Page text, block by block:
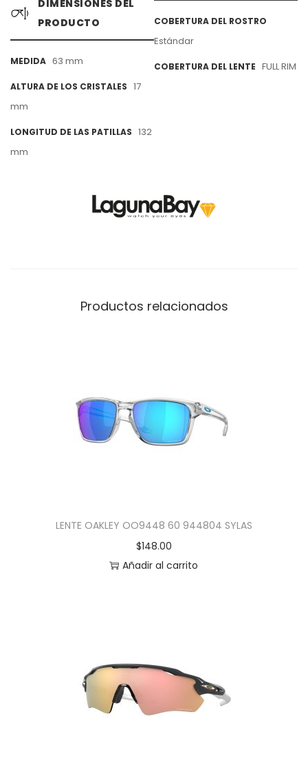
DIMENSIONES DEL
PRODUCTO
MEDIDA 63 mm
ALTURA DE LOS CRISTALES 17
mm
LONGITUD DE LAS PATILLAS 132
mm
COBERTURA DEL ROSTRO
Estándar
COBERTURA DEL LENTE FULL RIM
Productos relacionados
LENTE OAKLEY OO9448 60 944804 SYLAS
$148.00
Añadir al carrito